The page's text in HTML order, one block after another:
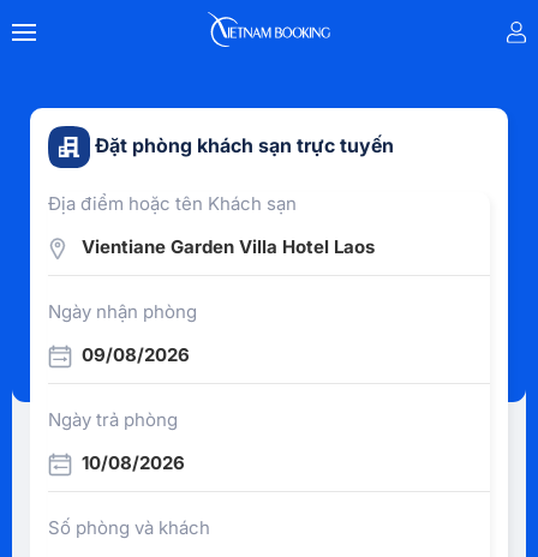
Đặt phòng khách sạn trực tuyến
Địa điểm hoặc tên Khách sạn
Vientiane Garden Villa Hotel Laos
Ngày nhận phòng
09/08/2026
Ngày trả phòng
10/08/2026
Số phòng và khách